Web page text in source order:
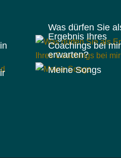
Was dürfen Sie
Ergebnis Ihres
Coachings bei mir
erwarten?
Meine Songs